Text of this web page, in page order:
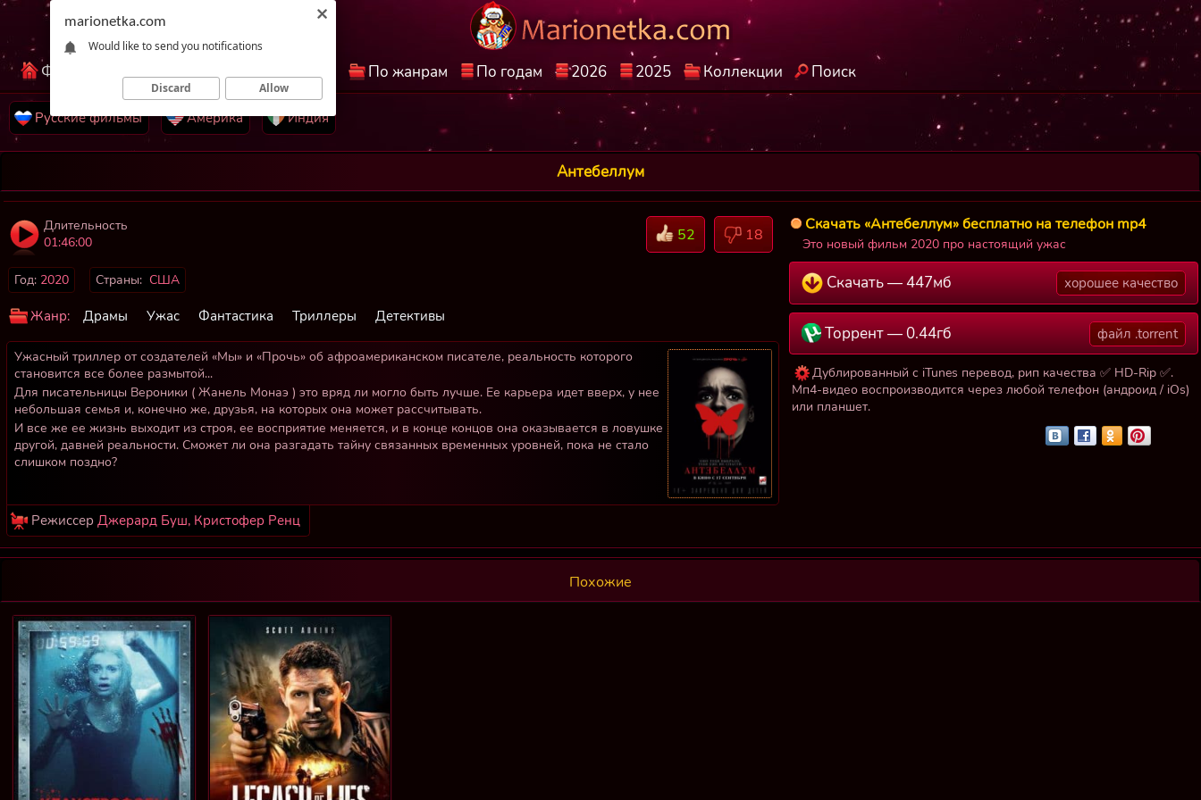
Фильмы КиноНетка Лучшие фильмы По жанрам По годам 2026 2025 Коллекции Поиск
Русские фильмы Америка Индия
Антебеллум
Длительность
01:46:00
52 18
Год: 2020 Страны: США
Жанр: Драмы Ужас Фантастика Триллеры Детективы
Ужасный триллер от создателей «Мы» и «Прочь» об афроамериканском писателе, реальность которого
становится все более размытой...
Для писательницы Вероники ( Жанель Монаэ ) это вряд ли могло быть лучше. Ее карьера идет вверх, у нее
небольшая семья и, конечно же, друзья, на которых она может рассчитывать.
И все же ее жизнь выходит из строя, ее восприятие меняется, и в конце концов она оказывается в ловушке
другой, давней реальности. Сможет ли она разгадать тайну связанных временных уровней, пока не стало
слишком поздно?
Режиссер Джерард Буш, Кристофер Ренц
Скачать «Антебеллум» бесплатно на телефон mp4
Это новый фильм 2020 про настоящий ужас
Скачать — 447мб хорошее качество
Торрент — 0.44гб файл .torrent
Дублированный с iTunes перевод, рип качества ✅ HD-Rip ✅.
Мп4-видео воспроизводится через любой телефон (андроид / iOs)
или планшет.
Похожие
marionetka.com
Would like to send you notifications
Discard Allow